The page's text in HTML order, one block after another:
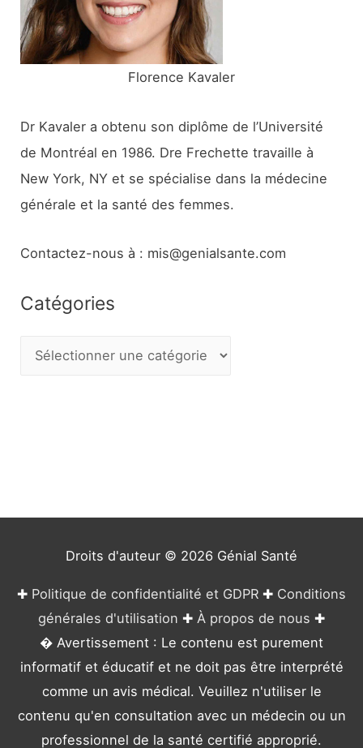
:
Florence Kavaler
Dr Kavaler a obtenu son diplôme de l’Université
de Montréal en 1986. Dre Frechette travaille à
New York, NY et se spécialise dans la médecine
générale et la santé des femmes.
Contactez-nous à : mis@genialsante.com
Catégories
Droits d'auteur © 2026 Génial Santé
✚ Politique de confidentialité et GDPR ✚ Conditions
générales d'utilisation ✚ À propos de nous ✚
� Avertissement : Le contenu est purement
informatif et éducatif et ne doit pas être interprété
comme un avis médical. Veuillez n'utiliser le
contenu qu'en consultation avec un médecin ou un
professionnel de la santé certifié approprié.